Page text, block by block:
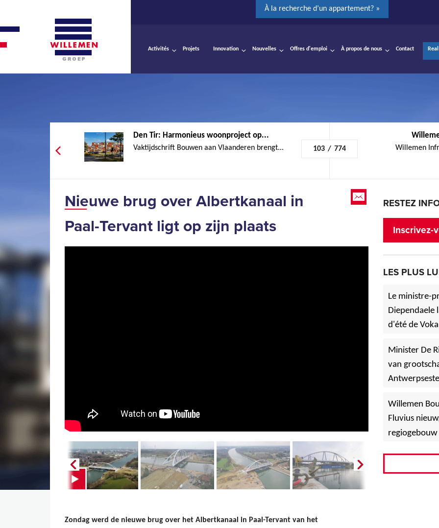
À la recherche d’un appartement? »
Activités Projets Innovation Nouvelles Offres d'emploi À propos de nous Contact
Den Tir: Harmonieus woonproject op...
Vaktijdschrift Bouwen aan Vlaanderen brengt... 103 / 774 Willemen
Nieuwe brug over Albertkanaal in
Paal-Tervant ligt op zijn plaats
Zondag werd de nieuwe brug over het Albertkanaal in Paal-Tervant van het
RESTEZ
Inscrivez-
LES PLUS
Le ministre-
Diependaele
d'été de
Minister De
van
Willemen
Fluvius